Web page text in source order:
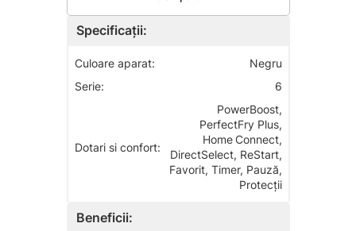
Specificații:
Culoare aparat:
Negru
Serie:
6
Dotari si confort:
PowerBoost,
PerfectFry Plus,
Home Connect,
DirectSelect, ReStart,
Favorit, Timer, Pauză,
Protecții
Beneficii: